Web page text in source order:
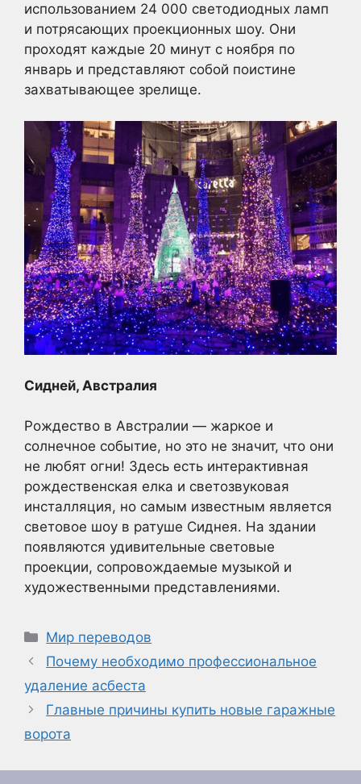
использованием 24 000 светодиодных ламп
и потрясающих проекционных шоу. Они
проходят каждые 20 минут с ноября по
январь и представляют собой поистине
захватывающее зрелище.
Сидней, Австралия
Рождество в Австралии — жаркое и
солнечное событие, но это не значит, что они
не любят огни! Здесь есть интерактивная
рождественская елка и светозвуковая
инсталляция, но самым известным является
световое шоу в ратуше Сиднея. На здании
появляются удивительные световые
проекции, сопровождаемые музыкой и
художественными представлениями.
Рубрики
Мир переводов
Почему необходимо профессиональное
удаление асбеста
Главные причины купить новые гаражные
ворота